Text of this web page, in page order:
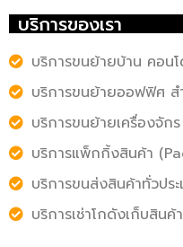
บริการของเรา
บริการขนย้ายบ้าน คอน
บริการขนย้ายออฟฟิศ ส
บริการขนย้ายเครื่องจัก
บริการแพ็กกิ้งสินค้า
บริการขนส่งสินค้าทั่วประ
บริการเช่าโกดังเก็บสิน